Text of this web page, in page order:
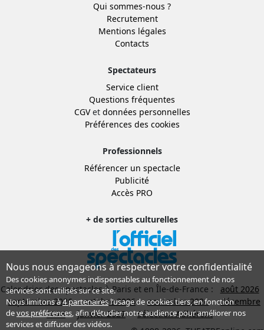
Qui sommes-nous ?
Recrutement
Mentions légales
Contacts
Spectateurs
Service client
Questions fréquentes
CGVet données personnelles
Préférences des cookies
Professionnels
Référencer un spectacle
Publicité
Accès PRO
+ de sorties culturelles
Calendrier des spectacles à Paris et en Île-de-France :
août 2026
septembre 2026
octobre 2026 novembre 2026
décembre
2026
janvier 2027
Sélection Adhérent
Nous nous engageons à respecter votre confidentialité
Des cookies anonymes indispensables au fonctionnement de nos
services sont utilisés sur ce site.
Nous limitons à4 partenairesl’usage de cookies tiers, en fonction
devos préférences, afin d'étudier notre audience pour améliorer nos
services et diffuser des vidéos.